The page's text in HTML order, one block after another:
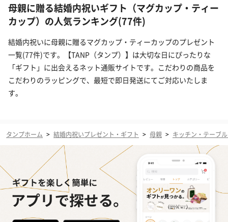
母親に贈る結婚内祝いギフト（マグカップ・ティー
カップ）の人気ランキング(77件)
結婚内祝いに母親に贈るマグカップ・ティーカップのプレゼント
一覧(77件)です。【TANP（タンプ）】は大切な日にぴったりな
「ギフト」に出会えるネット通販サイトです。こだわりの商品を
こだわりのラッピングで、最短で即日発送にてご対応いたしま
す。
タンプホーム > 結婚内祝いプレゼント・ギフト > 母親 > キッチン・テーブ